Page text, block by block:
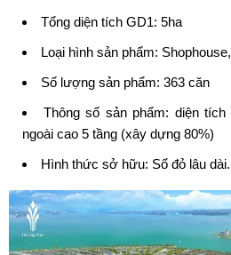
Tổng diện tích GD1: 5ha
Loại hình sản phẩm:
Số lượng sản phẩm: 363 căn
Thông số sản phẩm: diện tích
ngoài cao 5 tầng (xây dựng 80%)
Hình thức sở hữu: Sổ đỏ lâu dài.